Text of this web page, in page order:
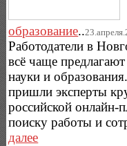
образование..
Работодатели в
всё чаще
науки и
пришли эксперты
российской онлайн-
поиску работы и
далее